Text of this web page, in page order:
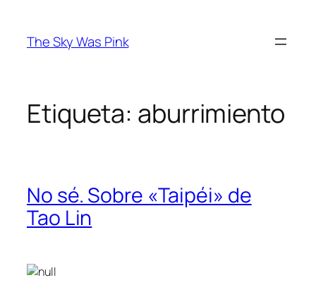
contenido
The Sky Was Pink
Etiqueta: aburrimiento
No sé. Sobre «Taipéi» de
Tao Lin